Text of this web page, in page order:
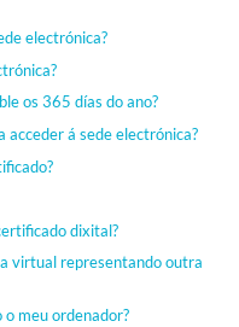
electrónica?
os 365 días do ano?
á sede electrónica?
dixital?
virtual representando outra
meu ordenador?